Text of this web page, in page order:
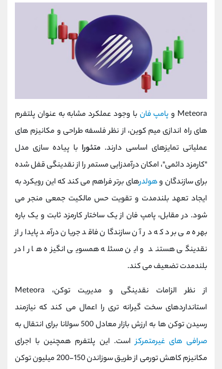
Meteora و پامپ فان با وجود عملکرد مشابه به عنوان پلتفرم
‌های راه‌ اندازی میم ‌کوین، از نظر فلسفه طراحی و مکانیزم‌ های
عملیاتی تمایزهای اساسی دارند. متئورا با پیاده ‌سازی مدل
"کارمزد دائمی"، امکان درآمدزایی مستمر را از نقدینگی قفل ‌شده
برای سازندگان وهولدرهای برتر فراهم می کند که این رویکرد به
ایجاد تعهد بلندمدت و تقویت حس مالکیت جمعی منجر می
‌شود. در مقابل، پامپ فان از یک ساختار کارمزد ثابت و یک ‌باره
بهره می ‌برد که در آن سازندگان فاقد جریان درآمد پایدار از
نقدینگی هستند و این مسئله همسویی انگیزه ‌ها را در
بلندمدت تضعیف می کند.
از نظر الزامات نقدینگی و مدیریت توکن، Meteora
استانداردهای سخت ‌گیرانه ‌تری را اعمال می کند که نیازمند
رسیدن توکن ‌ها به ارزش بازار معادل 500 سولانا برای انتقال به
صرافی ‌های غیرمتمرکزاست. این پلتفرم همچنین با اجرای
مکانیزم کاهش تورمی از طریق سوزاندن 150-200 میلیون توکن